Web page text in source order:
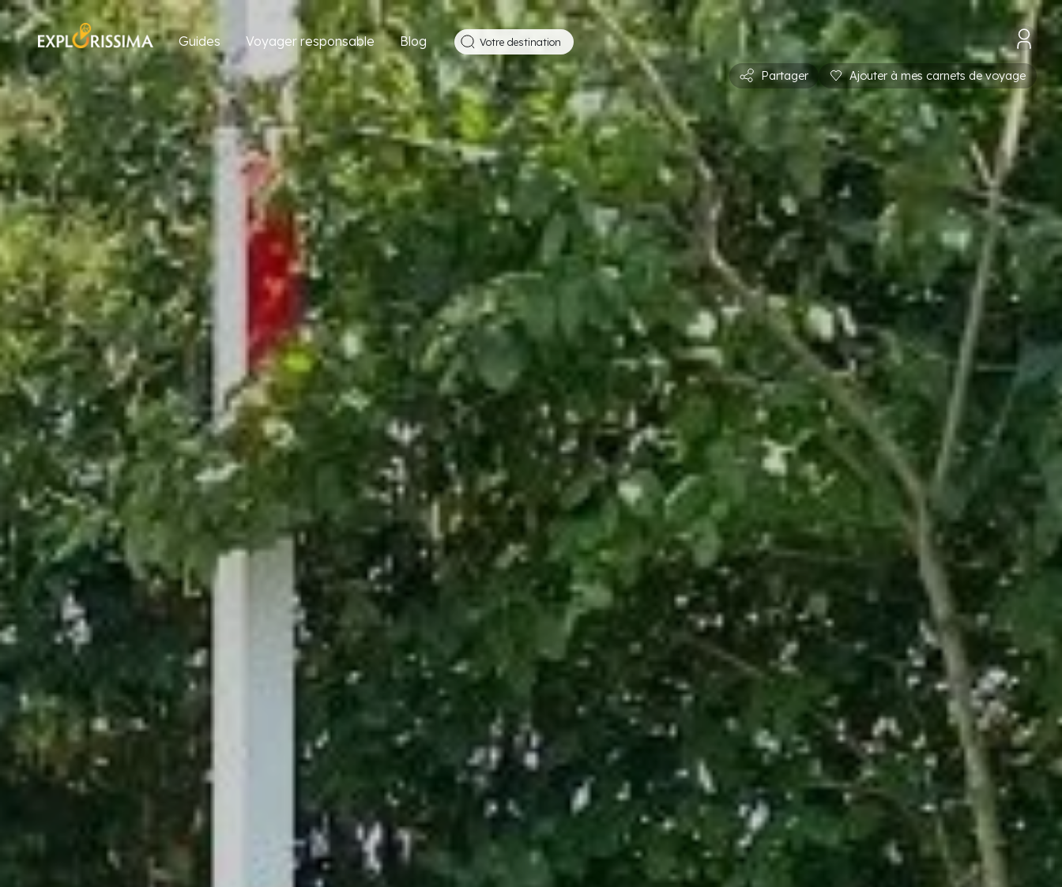
Partager Ajouter à mes carnets de voyage
Guides Voyager responsable Blog Votre destination